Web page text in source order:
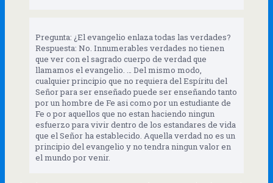
Pregunta: ¿El evangelio enlaza todas las verdades?
Respuesta: No. Innumerables verdades no tienen
que ver con el sagrado cuerpo de verdad que
llamamos el evangelio. … Del mismo modo,
cualquier principio que no requiera del Espíritu del
Señor para ser enseñado puede ser enseñando tanto
por un hombre de Fe asi como por un estudiante de
Fe o por aquellos que no estan haciendo ningun
esfuerzo para vivir dentro de los estandares de vida
que el Señor ha establecido. Aquella verdad no es un
principio del evangelio y no tendra ningun valor en
el mundo por venir.